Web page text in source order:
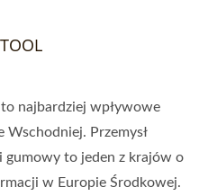
najbardziej wpływowe
Wschodniej. Przemysł
gumowy to jeden z krajów o
w Europie Środkowej.